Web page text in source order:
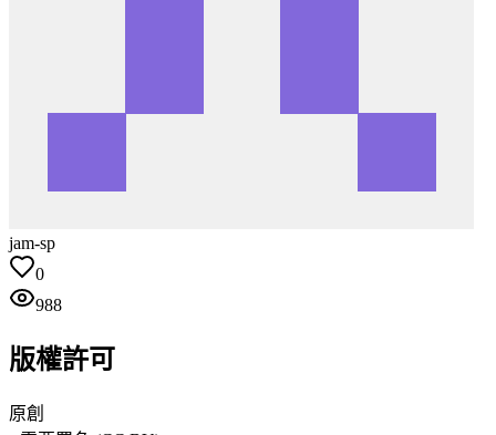
jam-sp
0
988
版權許可
原創